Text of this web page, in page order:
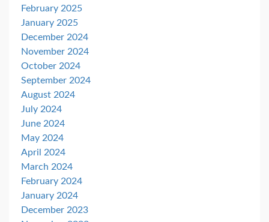
February 2025
January 2025
December 2024
November 2024
October 2024
September 2024
August 2024
July 2024
June 2024
May 2024
April 2024
March 2024
February 2024
January 2024
December 2023